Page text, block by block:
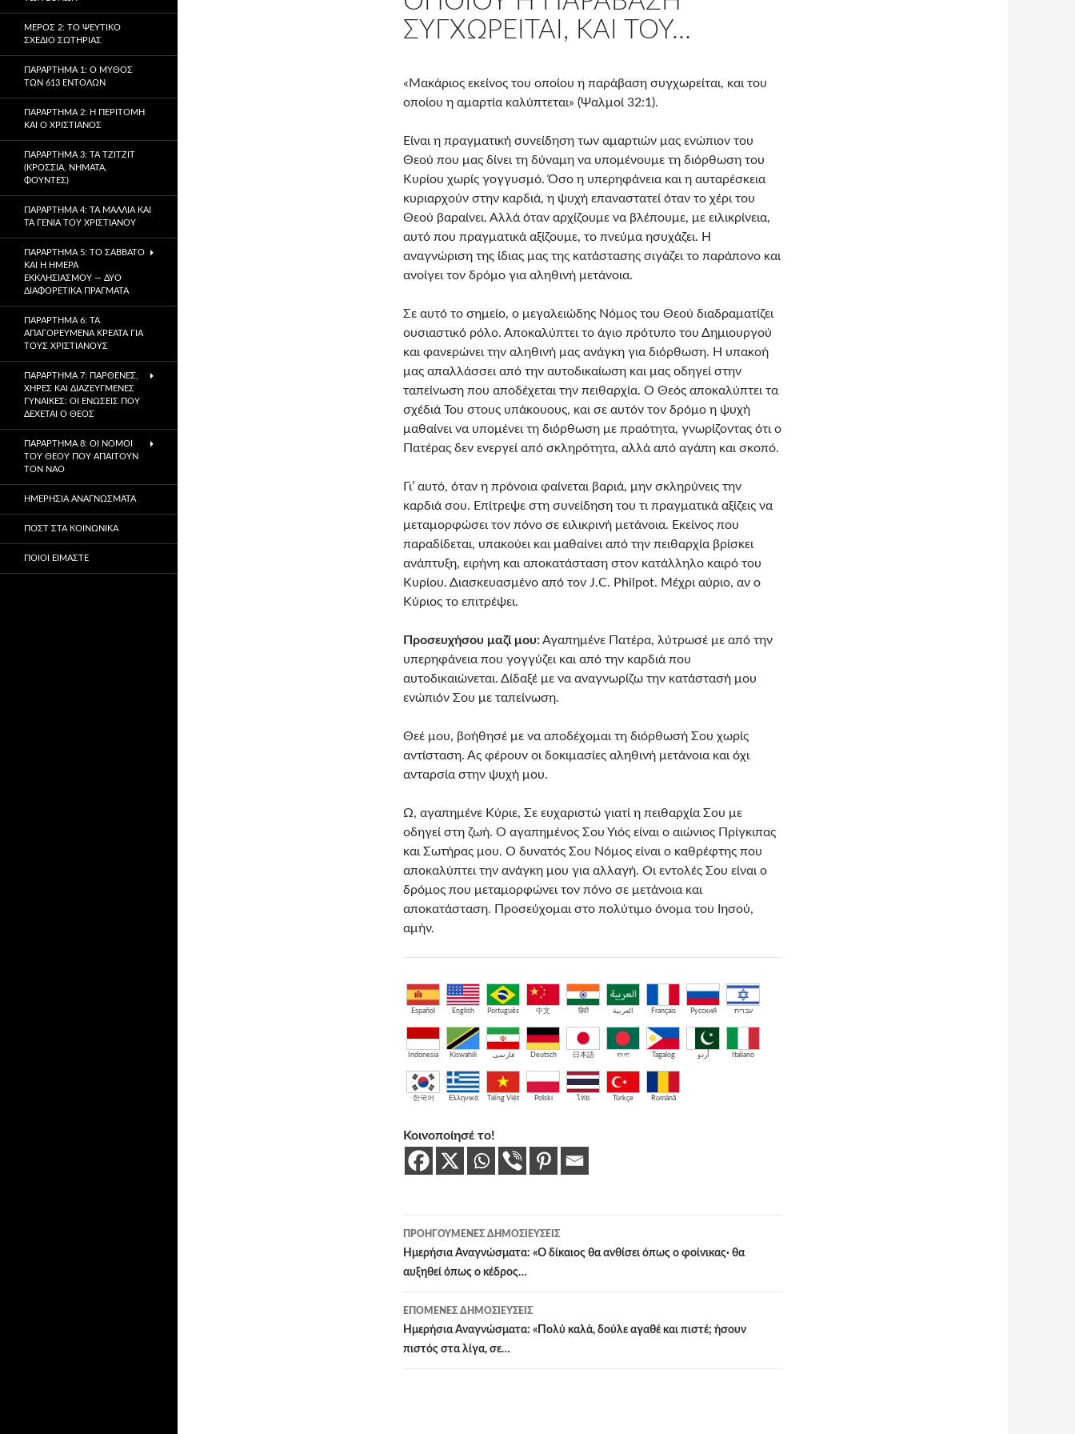
ΣΥΓΧΩΡΕΊΤΑΙ, ΚΑΙ ΤΟΥ…
«Μακάριος εκείνος του οποίου η παράβαση συγχωρείται, και του
οποίου η αμαρτία καλύπτεται» (Ψαλμοί 32:1).
Είναι η πραγματική συνείδηση των αμαρτιών μας ενώπιον του
Θεού που μας δίνει τη δύναμη να υπομένουμε τη διόρθωση του
Κυρίου χωρίς γογγυσμό. Όσο η υπερηφάνεια και η αυταρέσκεια
κυριαρχούν στην καρδιά, η ψυχή επαναστατεί όταν το χέρι του
Θεού βαραίνει. Αλλά όταν αρχίζουμε να βλέπουμε, με ειλικρίνεια,
αυτό που πραγματικά αξίζουμε, το πνεύμα ησυχάζει. Η
αναγνώριση της ίδιας μας της κατάστασης σιγάζει το παράπονο και
ανοίγει τον δρόμο για αληθινή μετάνοια.
Σε αυτό το σημείο, ο μεγαλειώδης Νόμος του Θεού διαδραματίζει
ουσιαστικό ρόλο. Αποκαλύπτει το άγιο πρότυπο του Δημιουργού
και φανερώνει την αληθινή μας ανάγκη για διόρθωση. Η υπακοή
μας απαλλάσσει από την αυτοδικαίωση και μας οδηγεί στην
ταπείνωση που αποδέχεται την πειθαρχία. Ο Θεός αποκαλύπτει τα
σχέδιά Του στους υπάκουους, και σε αυτόν τον δρόμο η ψυχή
μαθαίνει να υπομένει τη διόρθωση με πραότητα, γνωρίζοντας ότι ο
Πατέρας δεν ενεργεί από σκληρότητα, αλλά από αγάπη και σκοπό.
Γι’ αυτό, όταν η πρόνοια φαίνεται βαριά, μην σκληρύνεις την
καρδιά σου. Επίτρεψε στη συνείδηση του τι πραγματικά αξίζεις να
μεταμορφώσει τον πόνο σε ειλικρινή μετάνοια. Εκείνος που
παραδίδεται, υπακούει και μαθαίνει από την πειθαρχία βρίσκει
ανάπτυξη, ειρήνη και αποκατάσταση στον κατάλληλο καιρό του
Κυρίου. Διασκευασμένο από τον J.C. Philpot. Μέχρι αύριο, αν ο
Κύριος το επιτρέψει.
Προσευχήσου μαζί μου:Αγαπημένε Πατέρα, λύτρωσέ με από την
υπερηφάνεια που γογγύζει και από την καρδιά που
αυτοδικαιώνεται. Δίδαξέ με να αναγνωρίζω την κατάστασή μου
ενώπιόν Σου με ταπείνωση.
Θεέ μου, βοήθησέ με να αποδέχομαι τη διόρθωσή Σου χωρίς
αντίσταση. Ας φέρουν οι δοκιμασίες αληθινή μετάνοια και όχι
ανταρσία στην ψυχή μου.
Ω, αγαπημένε Κύριε, Σε ευχαριστώ γιατί η πειθαρχία Σου με
οδηγεί στη ζωή. Ο αγαπημένος Σου Υιός είναι ο αιώνιος Πρίγκιπας
και Σωτήρας μου. Ο δυνατός Σου Νόμος είναι ο καθρέφτης που
αποκαλύπτει την ανάγκη μου για αλλαγή. Οι εντολές Σου είναι ο
δρόμος που μεταμορφώνει τον πόνο σε μετάνοια και
αποκατάσταση. Προσεύχομαι στο πολύτιμο όνομα του Ιησού,
αμήν.
Español English Português 中文 हिंदी العربية Français Русский עברית
Indonesia Kiswahili فارسی Deutsch 日本語 বাংলা Tagalog اُردو Italiano
한국어 Ελληνικά Tiếng Việt Polski ไทย Türkçe Română
Κοινοποίησέ το!
Πλοήγηση
άρθρων
ΠΡΟΗΓΟΎΜΕΝΕΣ ΔΗΜΟΣΙΕΎΣΕΙΣ
Ημερήσια Αναγνώσματα: «Ο δίκαιος θα ανθίσει όπως ο φοίνικας· θα
αυξηθεί όπως ο κέδρος…
ΕΠΌΜΕΝΕΣ ΔΗΜΟΣΙΕΎΣΕΙΣ
Ημερήσια Αναγνώσματα: «Πολύ καλά, δούλε αγαθέ και πιστέ; ήσουν
πιστός στα λίγα, σε…
ΜΈΡΟΣ 2: ΤΟ ΨΕΎΤΙΚΟ
ΣΧΈΔΙΟ ΣΩΤΗΡΊΑΣ
ΠΑΡΆΡΤΗΜΑ 1: Ο ΜΎΘΟΣ
ΤΩΝ 613 ΕΝΤΟΛΏΝ
ΠΑΡΆΡΤΗΜΑ 2: Η ΠΕΡΙΤΟΜΉ
ΚΑΙ Ο ΧΡΙΣΤΙΑΝΌΣ
ΠΑΡΆΡΤΗΜΑ 3: ΤΑ TZITZIT
(ΚΡΌΣΣΙΑ, ΝΉΜΑΤΑ,
ΦΟΎΝΤΕΣ)
ΠΑΡΆΡΤΗΜΑ 4: ΤΑ ΜΑΛΛΙΆ ΚΑΙ
ΤΑ ΓΈΝΙΑ ΤΟΥ ΧΡΙΣΤΙΑΝΟΎ
ΠΑΡΆΡΤΗΜΑ 5: ΤΟ ΣΆΒΒΑΤΟ
ΚΑΙ Η ΗΜΈΡΑ
ΕΚΚΛΗΣΙΑΣΜΟΎ — ΔΎΟ
ΔΙΑΦΟΡΕΤΙΚΆ ΠΡΆΓΜΑΤΑ
ΠΑΡΆΡΤΗΜΑ 6: ΤΑ
ΑΠΑΓΟΡΕΥΜΈΝΑ ΚΡΈΑΤΑ ΓΙΑ
ΤΟΥΣ ΧΡΙΣΤΙΑΝΟΎΣ
ΠΑΡΆΡΤΗΜΑ 7: ΠΑΡΘΈΝΕΣ,
ΧΉΡΕΣ ΚΑΙ ΔΙΑΖΕΥΓΜΈΝΕΣ
ΓΥΝΑΊΚΕΣ: ΟΙ ΕΝΏΣΕΙΣ ΠΟΥ
ΔΈΧΕΤΑΙ Ο ΘΕΌΣ
ΠΑΡΆΡΤΗΜΑ 8: ΟΙ ΝΌΜΟΙ
ΤΟΥ ΘΕΟΎ ΠΟΥ ΑΠΑΙΤΟΎΝ
ΤΟΝ ΝΑΌ
ΗΜΕΡΉΣΙΑ ΑΝΑΓΝΏΣΜΑΤΑ
ΠΟΣΤ ΣΤΑ ΚΟΙΝΩΝΙΚΆ
ΠΟΙΟΙ ΕΊΜΑΣΤΕ